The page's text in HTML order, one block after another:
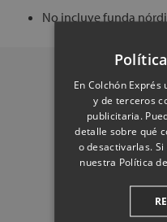
No incluye funda
En Colchón
y de terceros
publicitaria.
detalle sobre qué
o desactivarlas.
nuestra Política